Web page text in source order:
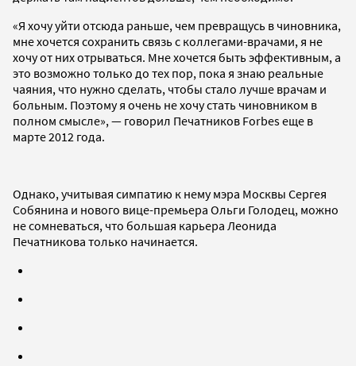
«Я хочу уйти отсюда раньше, чем превращусь в чиновника,
мне хочется сохранить связь с коллегами-врачами, я не
хочу от них отрываться. Мне хочется быть эффективным, а
это возможно только до тех пор, пока я знаю реальные
чаяния, что нужно сделать, чтобы стало лучше врачам и
больным. Поэтому я очень не хочу стать чиновником в
полном смысле», — говорил Печатников Forbes еще в
марте 2012 года.
Однако, учитывая симпатию к нему мэра Москвы Сергея
Собянина и нового вице-премьера Ольги Голодец, можно
не сомневаться, что большая карьера Леонида
Печатникова только начинается.